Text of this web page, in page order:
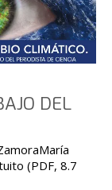
DEL
(PDF, 8.7